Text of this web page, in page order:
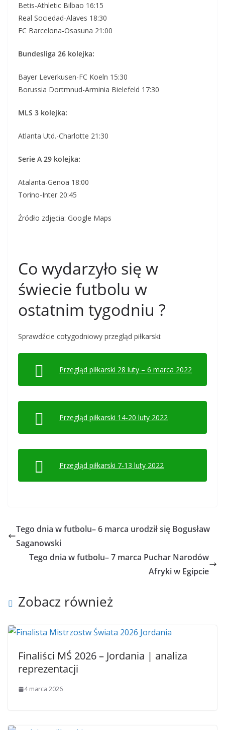
Betis-Athletic Bilbao 16:15
Real Sociedad-Alaves 18:30
FC Barcelona-Osasuna 21:00
Bundesliga 26 kolejka:
Bayer Leverkusen-FC Koeln 15:30
Borussia Dortmnud-Arminia Bielefeld 17:30
MLS 3 kolejka:
Atlanta Utd.-Charlotte 21:30
Serie A 29 kolejka:
Atalanta-Genoa 18:00
Torino-Inter 20:45
Źródło zdjęcia: Google Maps
Co wydarzyło się w
świecie futbolu w
ostatnim tygodniu ?
Sprawdźcie cotygodniowy przegląd piłkarski:
Przegląd piłkarski 28 luty – 6 marca 2022
Przegląd piłkarski 14-20 luty 2022
Przegląd piłkarski 7-13 luty 2022
Tego dnia w futbolu– 6 marca urodził się Bogusław
Saganowski
Tego dnia w futbolu– 7 marca Puchar Narodów
Afryki w Egipcie
Zobacz również
Finaliści MŚ 2026 – Jordania | analiza
reprezentacji
4 marca 2026